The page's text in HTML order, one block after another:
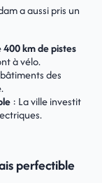
a aussi pris un
400 km de pistes
à vélo.
des
: La ville investit
perfectible